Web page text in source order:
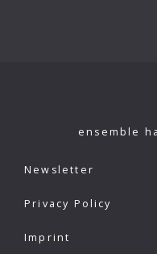
ensemble
Newsletter
Privacy Policy
Imprint